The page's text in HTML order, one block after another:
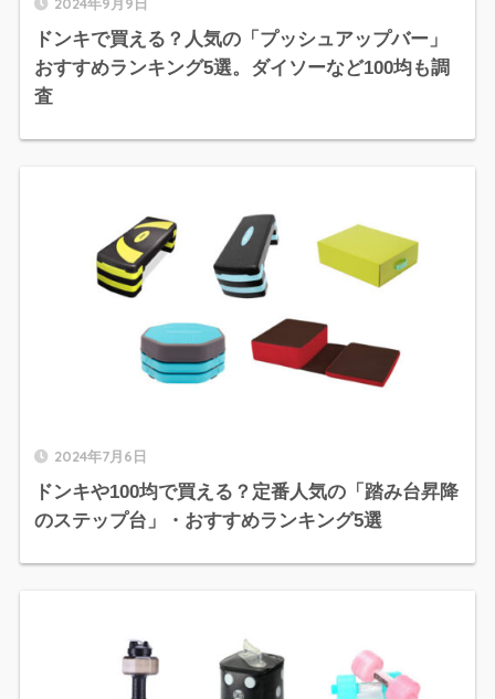
2024年9月9日
ドンキで買える？人気の「プッシュアップバー」
おすすめランキング5選。ダイソーなど100均も調
査
2024年7月6日
ドンキや100均で買える？定番人気の「踏み台昇降
のステップ台」・おすすめランキング5選